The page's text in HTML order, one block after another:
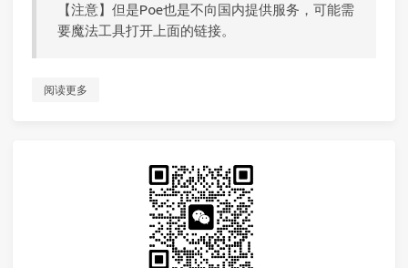
【注意】但是Poe也是不向国内提供服务，可能需
要魔法工具打开上面的链接。
阅读更多